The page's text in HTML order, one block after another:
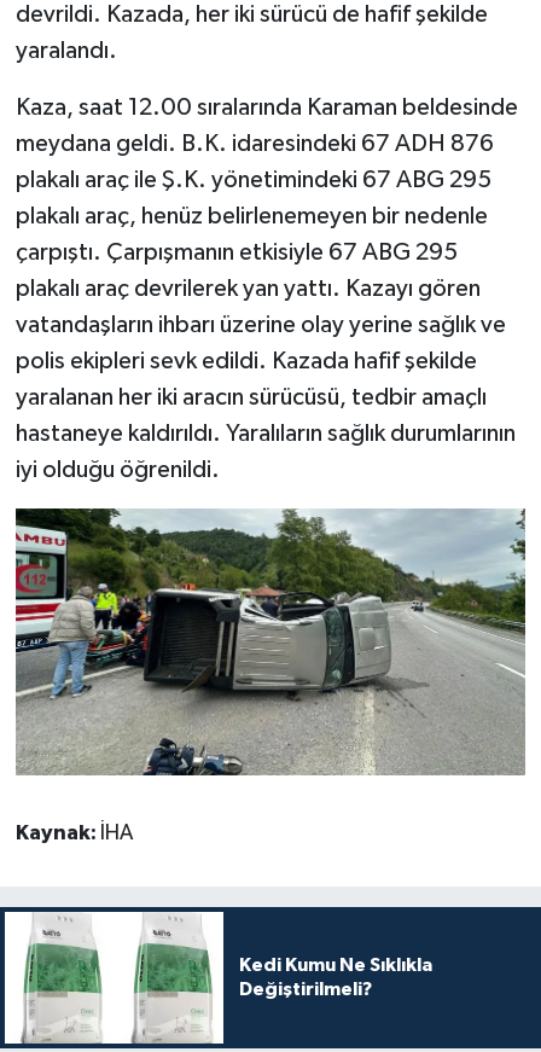
devrildi. Kazada, her iki sürücü de hafif şekilde
yaralandı.
Kaza, saat 12.00 sıralarında Karaman beldesinde
meydana geldi. B.K. idaresindeki 67 ADH 876
plakalı araç ile Ş.K. yönetimindeki 67 ABG 295
plakalı araç, henüz belirlenemeyen bir nedenle
çarpıştı. Çarpışmanın etkisiyle 67 ABG 295
plakalı araç devrilerek yan yattı. Kazayı gören
vatandaşların ihbarı üzerine olay yerine sağlık ve
polis ekipleri sevk edildi. Kazada hafif şekilde
yaralanan her iki aracın sürücüsü, tedbir amaçlı
hastaneye kaldırıldı. Yaralıların sağlık durumlarının
iyi olduğu öğrenildi.
Kaynak: İHA
Kedi Kumu Ne Sıklıkla
Değiştirilmeli?
Günün Haberleri
Yazarlarımız
Tüm Makaleler
Tüm Haberler
Videolu Haberler
Son Dakika